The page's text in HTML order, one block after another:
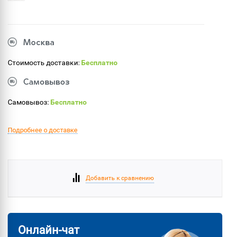
Москва
Стоимость доставки:Бесплатно
Самовывоз
Самовывоз:Бесплатно
Подробнее о доставке
Добавить к сравнению
Онлайн-чат